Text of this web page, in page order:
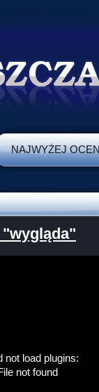
NAJWYŻEJ
not load plugins:
not found